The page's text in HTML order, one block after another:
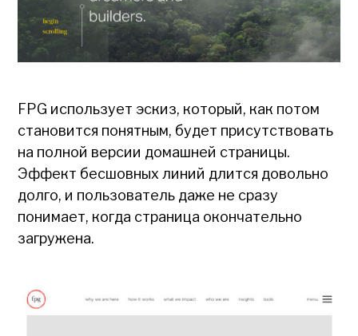
FPG использует эскиз, который, как потом
становится понятным, будет присутствовать
на полной версии домашней страницы.
Эффект бесшовных линий длится довольно
долго, и пользователь даже не сразу
понимает, когда страница окончательно
загружена.